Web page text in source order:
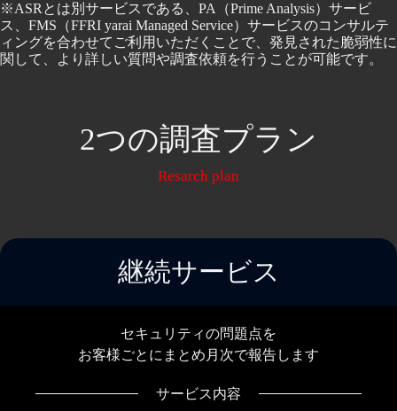
※ASRとは別サービスである、PA（Prime Analysis）サービ
ス、FMS（FFRI yarai Managed Service）サービスのコンサルテ
ィングを合わせてご利用いただくことで、発見された脆弱性に
関して、より詳しい質問や調査依頼を行うことが可能です。
2つの調査プラン
Resarch plan
継続サービス
セキュリティの問題点を
お客様ごとにまとめ月次で報告します
サービス内容